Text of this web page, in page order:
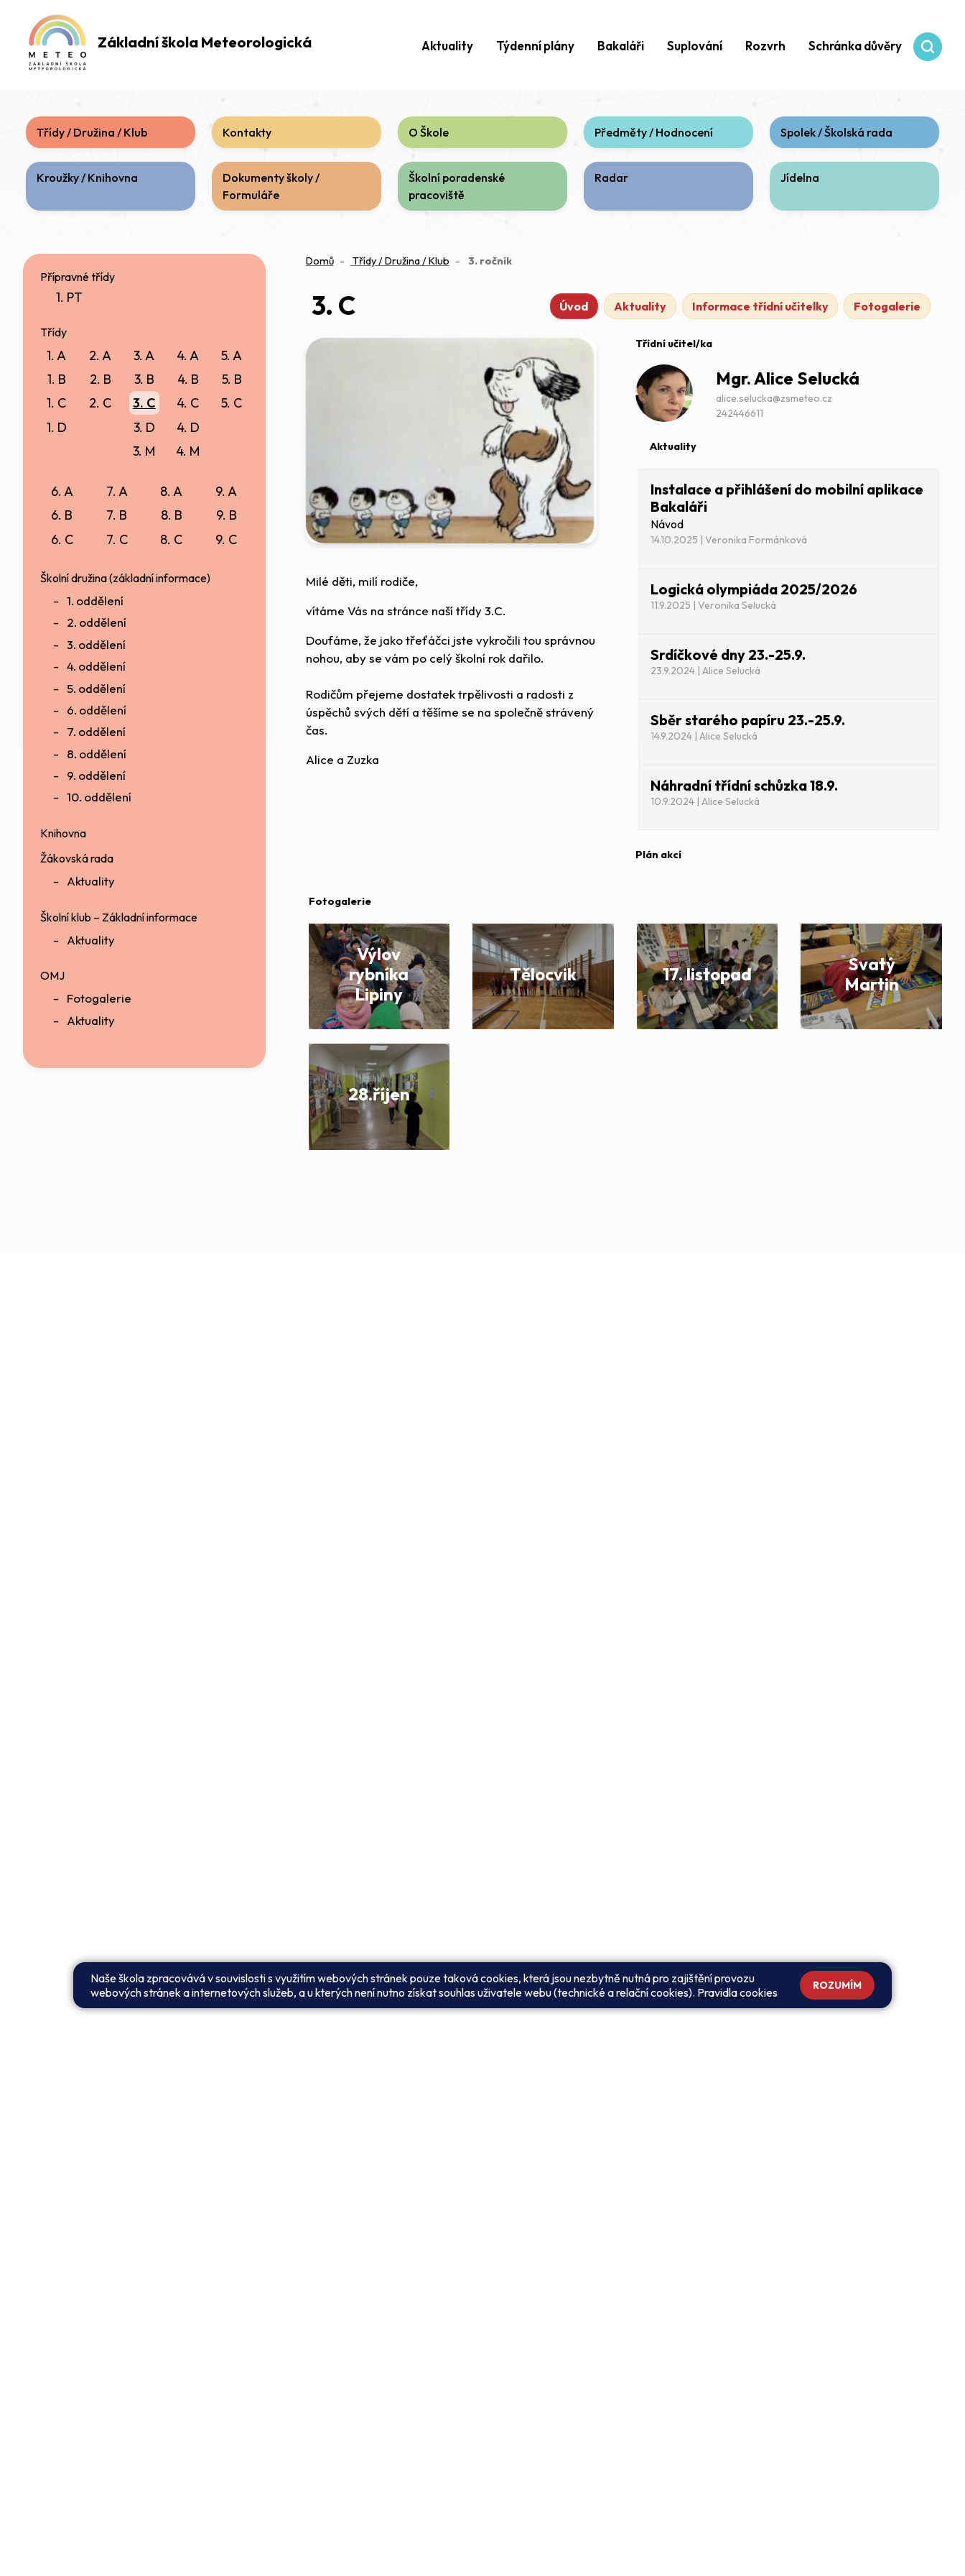
Základní škola Meteorologická Aktuality Týdenní plány Bakaláři Suplování Rozvrh Schránka důvěry
Třídy / Družina / Klub Kontakty O Škole Předměty / Hodnocení Spolek / Školská rada
Kroužky / Knihovna
Dokumenty školy /
Formuláře
Školní poradenské
pracoviště
Radar Jídelna
Přípravné třídy
1. PT
Třídy
1. A
1. B
1. C
1. D
2. A
2. B
2. C
3. A
3. B
3. C
3. D
3. M
4. A
4. B
4. C
4. D
4. M
5. A
5. B
5. C
6. A
6. B
6. C
7. A
7. B
7. C
8. A
8. B
8. C
9. A
9. B
9. C
Školní družina (základní informace)
1. oddělení
2. oddělení
3. oddělení
4. oddělení
5. oddělení
6. oddělení
7. oddělení
8. oddělení
9. oddělení
10. oddělení
Knihovna
Žákovská rada
Aktuality
Školní klub – Základní informace
Aktuality
OMJ
Fotogalerie
Aktuality
Domů Třídy / Družina / Klub 3. ročník(aktuální)
3. C Úvod Aktuality Informace třídní učitelky Fotogalerie
Milé děti, milí rodiče,
vítáme Vás na stránce naší třídy 3.C.
Doufáme, že jako třeťáčci jste vykročili tou správnou
nohou, aby se vám po celý školní rok dařilo.
Rodičům přejeme dostatek trpělivosti a radosti z
úspěchů svých dětí a těšíme se na společně strávený
čas.
Alice a Zuzka
Třídní učitel/ka
Mgr.Alice Selucká
alice.selucka@zsmeteo.cz
242446611
Aktuality
Instalace a přihlášení do mobilní aplikace
Bakaláři
Návod
14.10.2025 | Veronika Formánková
Logická olympiáda 2025/2026
11.9.2025 | Veronika Selucká
Srdíčkové dny 23.-25.9.
23.9.2024 | Alice Selucká
Sběr starého papíru 23.-25.9.
14.9.2024 | Alice Selucká
Náhradní třídní schůzka 18.9.
10.9.2024 | Alice Selucká
Plán akcí
Fotogalerie
Výlov
rybníka
Lipiny
Tělocvik 17. listopad
Svatý
Martin
28.říjen
Naše škola zpracovává v souvislosti s využitím webových stránek pouze taková cookies, která jsou nezbytně nutná pro zajištění provozu
webových stránek a internetových služeb, a u kterých není nutno získat souhlas uživatele webu (technické a relační cookies). Pravidla cookies ROZUMÍM